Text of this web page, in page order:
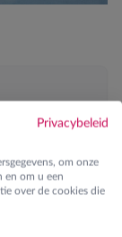
Privacybeleid
om onze
en om u een
over de cookies die